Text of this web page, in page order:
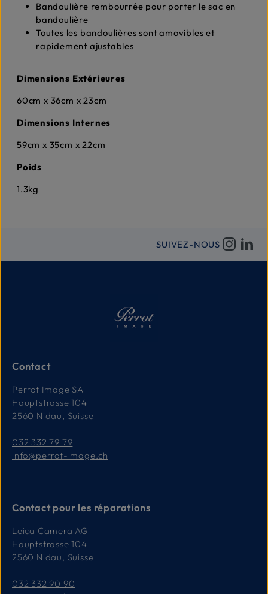
Bandoulière rembourrée pour porter le sac en
bandoulière
Toutes les bandoulières sont amovibles et
rapidement ajustables
Dimensions Extérieures
60cm x 36cm x 23cm
Dimensions Internes
59cm x 35cm x 22cm
Poids
1.3kg
SUIVEZ-NOUS
Contact
Perrot Image SA
Hauptstrasse 104
2560 Nidau, Suisse
032 332 79 79
info@perrot-image.ch
Contact pour les réparations
Leica Camera AG
Hauptstrasse 104
2560 Nidau, Suisse
032 332 90 90